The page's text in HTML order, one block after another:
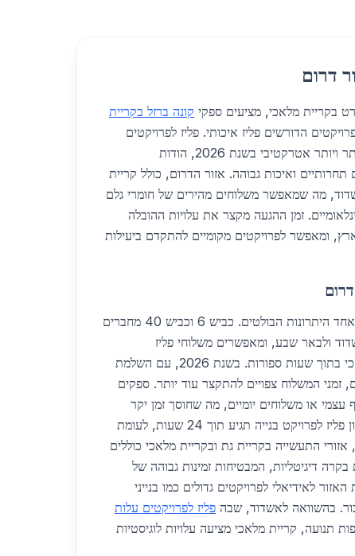
דרום
בקריית מלאכי, מציעים ספקי קונה ברזל בקריית
הדורשים פליז איכותי. פליז לפרויקטים
עלות בקריית מלאכי הופך ליותר ויותר אטרקטיבי בשנת 2026, הודות
ואיכות גבוהה. אזור הדרום, כולל קריית
מה שמאפשר משלוחים מהירים של חומרי גלם
זמן ההגעה מקצר את עלויות ההובלה
הארץ, ומאפשר לפרויקטים מקומיים להתקדם ביעילות
הלוגיסטיקה באזור דרום היא אחד היתרונות הבולטים. כביש 6 וכביש 40 מחברים
ולבאר שבע, ומאפשרים משלוחי פליז
לפרויקטים עלות בקריית מלאכי בתוך שעות ספורות. בשנת 2026, עם השלמת
זמני המשלוח צפויים להתקצר עוד יותר. ספקים
עצמי או משלוחים יומיים, מה שחוסך זמן יקר
לקבלנים. לדוגמה, הזמנת 5 טון פליז לפרויקט בנייה תגיע תוך 24 שעות, לעומת
אזורי התעשייה בקריית גת ובקריית מלאכי כוללים
דיגיטליות, המבטיחות זמינות גבוהה של
לאידיאלי לפרויקטים גדולים כמו בנייני
בהשוואה לאשדוד, שבה פליז לפרויקטים עלות
תנועה, קריית מלאכי מציעה עלויות לוגיסטיות